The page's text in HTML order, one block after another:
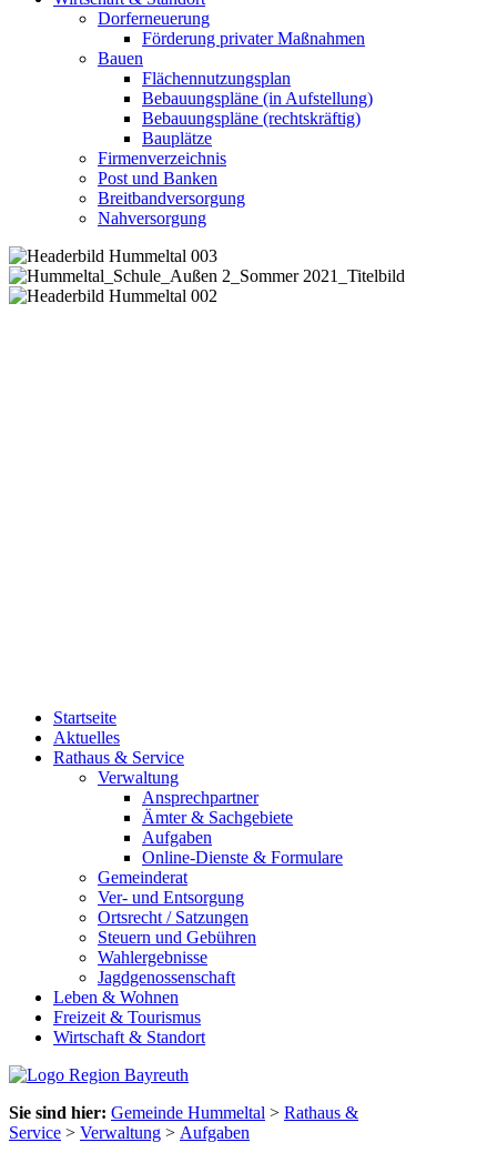
Dorferneuerung
Förderung privater Maßnahmen
Bauen
Flächennutzungsplan
Bebauungspläne (in Aufstellung)
Bebauungspläne (rechtskräftig)
Bauplätze
Firmenverzeichnis
Post und Banken
Breitbandversorgung
Nahversorgung
Startseite
Aktuelles
Rathaus & Service
Verwaltung
Ansprechpartner
Ämter & Sachgebiete
Aufgaben
Online-Dienste & Formulare
Gemeinderat
Ver- und Entsorgung
Ortsrecht / Satzungen
Steuern und Gebühren
Wahlergebnisse
Jagdgenossenschaft
Leben & Wohnen
Freizeit & Tourismus
Wirtschaft & Standort
Sie sind hier: Gemeinde Hummeltal > Rathaus &
Service > Verwaltung > Aufgaben